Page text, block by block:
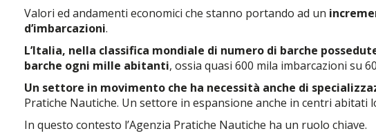
Valori ed andamenti economici che stanno portando ad un
d’imbarcazioni.
L’Italia, nella classifica mondiale di numero di barche
barche ogni mille abitanti, ossia quasi 600 mila imbarcazioni su
Un settore in movimento che ha necessità anche di
Pratiche Nautiche. Un settore in espansione anche in centri abitati
In questo contesto l’Agenzia Pratiche Nautiche ha un ruolo chiave.